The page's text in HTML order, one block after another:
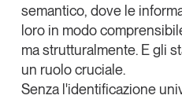
semantico, dove le
loro in modo
ma strutturalmente. E gli
un ruolo cruciale.
Senza l'identificazione